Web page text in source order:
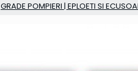
GRADE POMPIERI | EPLOETI SI